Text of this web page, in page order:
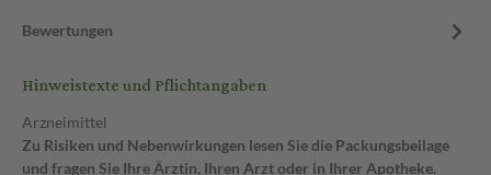
Bewertungen
Hinweistexte und Pflichtangaben
Arzneimittel
Zu Risiken und Nebenwirkungen lesen Sie die Packungsbeilage
und fragen Sie Ihre Ärztin, Ihren Arzt oder in Ihrer Apotheke.